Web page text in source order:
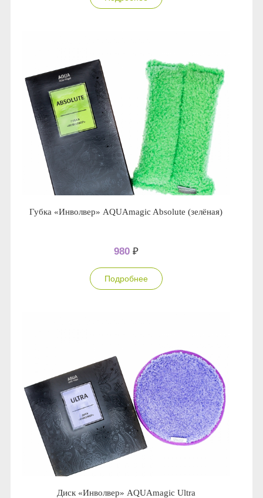
Губка «Инволвер» AQUAmagic Absolute (зелёная)
980 ₽
Подробнее
Диск «Инволвер» AQUAmagic Ultra